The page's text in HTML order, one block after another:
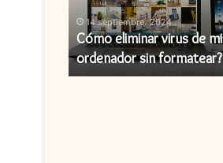
formatear?
14 septiembre، 2024
Cómo eliminar virus de mi
ordenador sin formatear?